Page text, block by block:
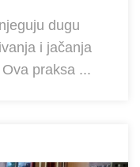
dugu
i jačanja
praksa ...